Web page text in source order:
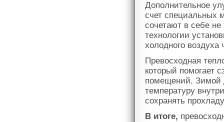
Дополнительное
счет специальных
сочетают в себе
технологии
холодного воздуха
Превосходная
который помогает
помещений. Зимой
температуру
сохранять
В итоге,